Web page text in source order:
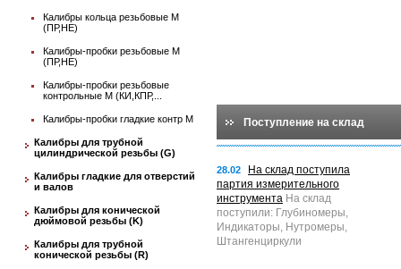
Калибры кольца резьбовые М
(ПР,НЕ)
Калибры-пробки резьбовые М
(ПР,НЕ)
Калибры-пробки резьбовые
контрольные М (КИ,КПР,...
Калибры-пробки гладкие контр М
Калибры для трубной
цилиндрической резьбы (G)
Калибры гладкие для отверстий
и валов
Калибры для конической
дюймовой резьбы (K)
Калибры для трубной
конической резьбы (R)
Поступление на склад
28.02
На склад поступила
партия измерительного
инструмента На склад
поступили: Глубиномеры,
Индикаторы, Нутромеры,
Штангенциркули